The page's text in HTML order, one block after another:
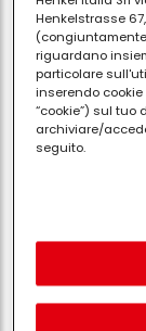
panettone,
trasformarsi
morbida,
come
protagonista
gourmet
una versione
stupire ospiti
Preparazione
Henkelstrasse
(congiuntamente
riguardano
particolare
inserendo
“cookie”) sul tuo
archiviare/
seguito.
separati o co-
pixel, impronte
cookie ed